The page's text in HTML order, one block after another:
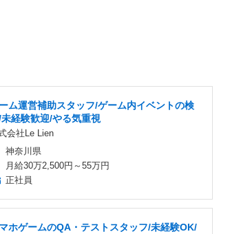
ム運営補助スタッフ/ゲーム内イベントの検
経験歓迎/やる気重視
会社Le Lien
神奈川県
月給30万2,500円～55万円
正社員
ホゲームのQA・テストスタッフ/未経験OK/